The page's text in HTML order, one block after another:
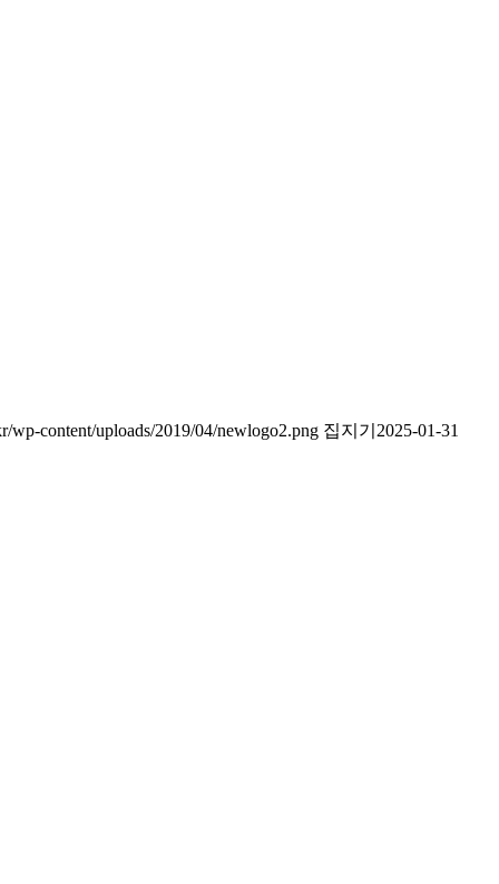
wp-content/uploads/2019/04/newlogo2.png 집지기 2025-01-31